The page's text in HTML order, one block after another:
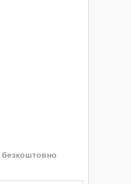
безкоштовно